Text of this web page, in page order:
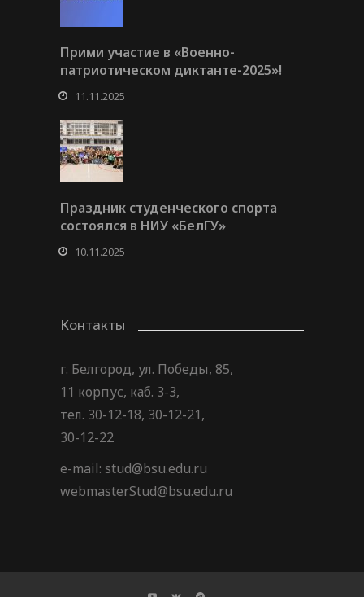
Прими участие в «Военно-
патриотическом диктанте-2025»!
11.11.2025
Праздник студенческого спорта
состоялся в НИУ «БелГУ»
10.11.2025
Контакты
г. Белгород, ул. Победы, 85,
11 корпус, каб. 3-3,
тел. 30-12-18, 30-12-21,
30-12-22
e-mail: stud@bsu.edu.ru
webmasterStud@bsu.edu.ru